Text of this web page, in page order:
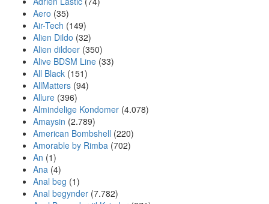
Aero (35)
Air-Tech (149)
Alien Dildo (32)
Alien dildoer (350)
Alive BDSM Line (33)
All Black (151)
AllMatters (94)
Allure (396)
Almindelige Kondomer (4.078)
Amaysin (2.789)
American Bombshell (220)
Amorable by Rimba (702)
An (1)
Ana (4)
Anal beg (1)
Anal begynder (7.782)